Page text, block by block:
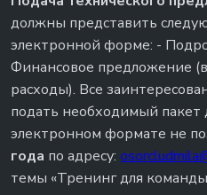
должны представить
электронной форме: -
Финансовое предложение
расходы). Все
подать необходимый пакет
электронном формате не
года по адресу:
темы «Тренинг для